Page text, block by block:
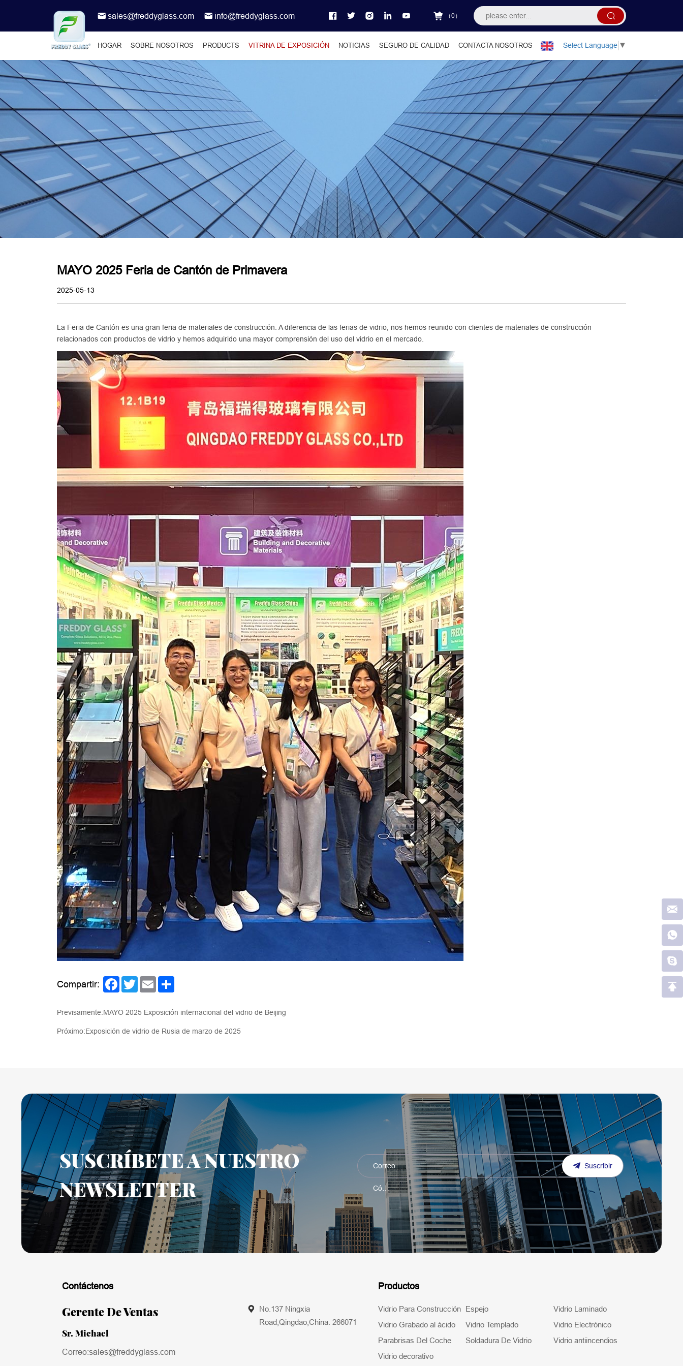
sales@freddyglass.com info@freddyglass.com （0）
HOGAR SOBRE NOSOTROS PRODUCTS VITRINA DE EXPOSICIÓN NOTICIAS SEGURO DE CALIDAD CONTACTA NOSOTROS Select Language ▼
MAYO 2025 Feria de Cantón de Primavera
2025-05-13
La Feria de Cantón es una gran feria de materiales de construcción. A diferencia de las ferias de vidrio, nos hemos reunido con clientes de materiales de construcción
relacionados con productos de vidrio y hemos adquirido una mayor comprensión del uso del vidrio en el mercado.
Compartir: Facebook
TwitterEmail
Previsamente:MAYO 2025 Exposición internacional del vidrio de Beijing
Próximo:Exposición de vidrio de Rusia de marzo de 2025
SUSCRÍBETE A NUESTRO
NEWSLETTER
Suscribir
Contáctenos
Gerente De Ventas
Sr. Michael
Correo:sales@freddyglass.com
No.137 Ningxia
Road,Qingdao,China. 266071
Productos
Vidrio Para Construcción Espejo
Vidrio Laminado
Vidrio Grabado al ácido
Vidrio Templado
Vidrio Electrónico
Parabrisas Del Coche
Soldadura De Vidrio
Vidrio antiincendios
Vidrio decorativo